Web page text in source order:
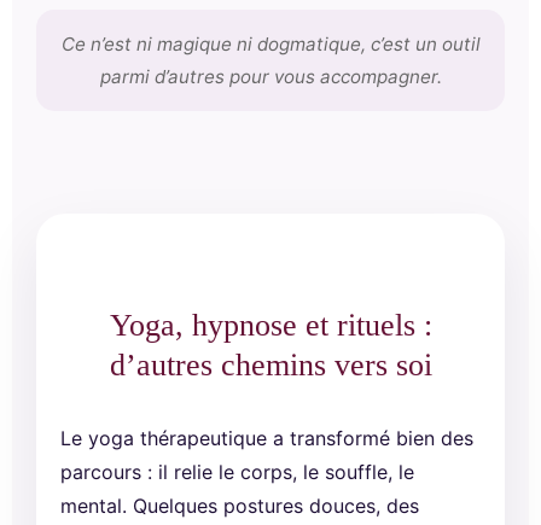
Ce n’est ni magique ni dogmatique, c’est un outil
parmi d’autres pour vous accompagner.
Yoga, hypnose et rituels :
d’autres chemins vers soi
Le yoga thérapeutique a transformé bien des
parcours : il relie le corps, le souffle, le
mental. Quelques postures douces, des